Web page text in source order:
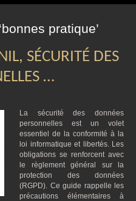
pratique’
SÉCURITÉ DES
…
La sécurité des données
personnelles est un volet
essentiel de la conformité à la
loi informatique et libertés. Les
obligations se renforcent avec
le règlement général sur la
protection des données
(RGPD). Ce guide rappelle les
précautions élémentaires à